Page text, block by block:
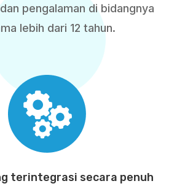
pengalaman di bidangnya
lebih dari 12 tahun.
terintegrasi secara penuh